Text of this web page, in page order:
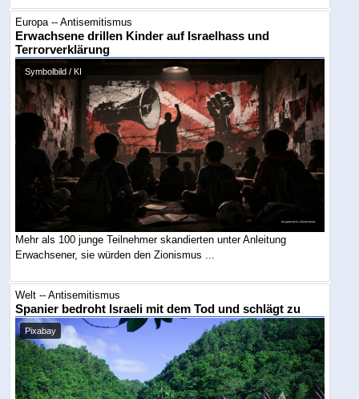
Europa -- Antisemitismus
Erwachsene drillen Kinder auf Israelhass und
Terrorverklärung
Symbolbild / KI
Mehr als 100 junge Teilnehmer skandierten unter Anleitung
Erwachsener, sie würden den Zionismus ...
Welt -- Antisemitismus
Spanier bedroht Israeli mit dem Tod und schlägt zu
Pixabay